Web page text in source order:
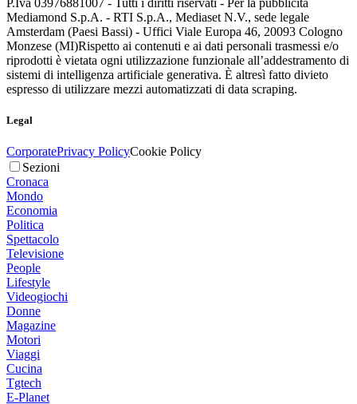
Mediamond S.p.A. - RTI S.p.A., Mediaset N.V., sede legale
Amsterdam (Paesi Bassi) - Uffici Viale Europa 46, 20093 Cologno
Monzese (MI)Rispetto ai contenuti e ai dati personali trasmessi e/o
riprodotti è vietata ogni utilizzazione funzionale all’addestramento di
sistemi di intelligenza artificiale generativa. È altresì fatto divieto
espresso di utilizzare mezzi automatizzati di data scraping.
Legal
CorporatePrivacy PolicyCookie Policy
Sezioni
Cronaca
Mondo
Economia
Politica
Spettacolo
Televisione
People
Lifestyle
Videogiochi
Donne
Magazine
Motori
Viaggi
Cucina
Tgtech
E-Planet